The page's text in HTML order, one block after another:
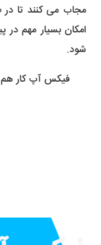
مجاب می کنند تا
امکان بسیار مهم
شود.
فیکس آپ کار هم